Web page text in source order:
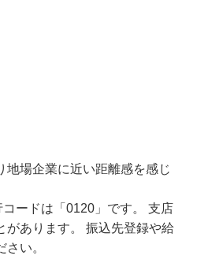
場企業に近い距離感を感じ
ードは「0120」です。 支店
があります。 振込先登録や給
い。